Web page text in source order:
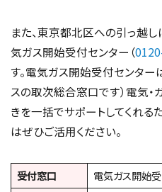
また、東京都北区への引っ越
気ガス開始受付センター（
す。電気ガス開始受付センタ
スの取次総合窓口です）電気・
きを一括でサポートしてくれ
はぜひご活用ください。
受付窓口
電気ガス開始